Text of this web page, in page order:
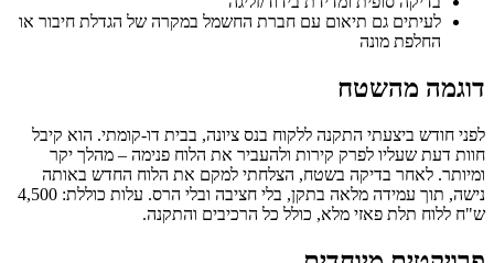
לעיתים גם תיאום עם חברת החשמל במקרה של הגדלת חיבור או
החלפת מונה
דוגמה מהשטח
לפני חודש ביצעתי התקנה ללקוח בנס ציונה, בבית דו-קומתי. הוא קיבל
חוות דעת שעליו לפרק קירות ולהעביר את הלוח פנימה – מהלך יקר
ומיותר. לאחר בדיקה בשטח, הצלחתי למקם את הלוח החדש באותה
נישה, תוך עמידה מלאה בתקן, בלי חציבה ובלי הרס. עלות כוללת: 4,500
ש"ח ללוח תלת פאזי מלא, כולל כל הרכיבים והתקנה.